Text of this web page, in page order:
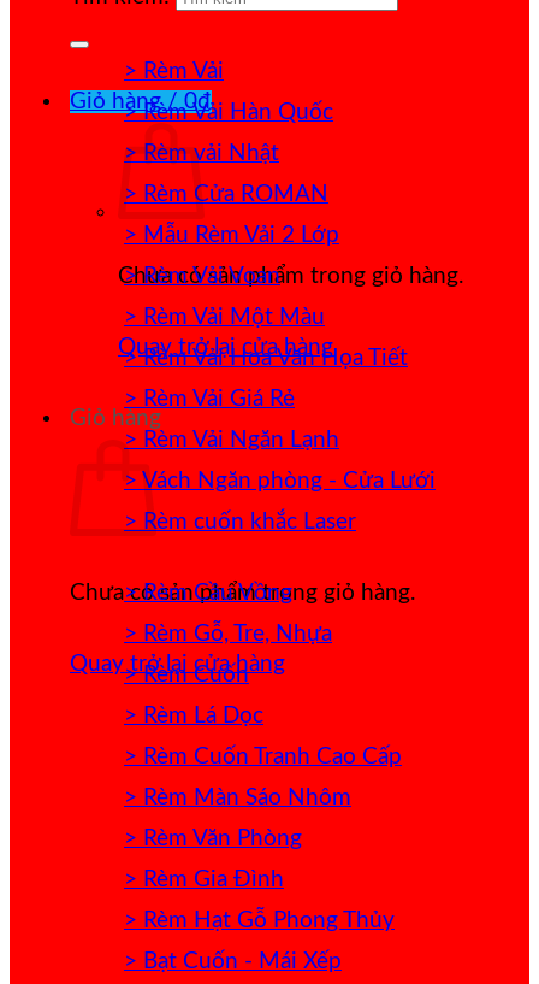
Giỏ hàng /0₫
Chưa có sản phẩm trong giỏ hàng.
Quay trở lại cửa hàng
Giỏ hàng
Chưa có sản phẩm trong giỏ hàng.
Quay trở lại cửa hàng
> Rèm Vải
> Rèm Vải Hàn Quốc
> Rèm vải Nhật
> Rèm Cửa ROMAN
> Mẫu Rèm Vải 2 Lớp
> Rèm Vải Voan
> Rèm Vải Một Màu
> Rèm Vải Hoa Văn Họa Tiết
> Rèm Vải Giá Rẻ
> Rèm Vải Ngăn Lạnh
> Vách Ngăn phòng - Cửa Lưới
> Rèm cuốn khắc Laser
> Rèm Cầu Vồng
> Rèm Gỗ, Tre, Nhựa
> Rèm Cuốn
> Rèm Lá Dọc
> Rèm Cuốn Tranh Cao Cấp
> Rèm Màn Sáo Nhôm
> Rèm Văn Phòng
> Rèm Gia Đình
> Rèm Hạt Gỗ Phong Thủy
> Bạt Cuốn - Mái Xếp